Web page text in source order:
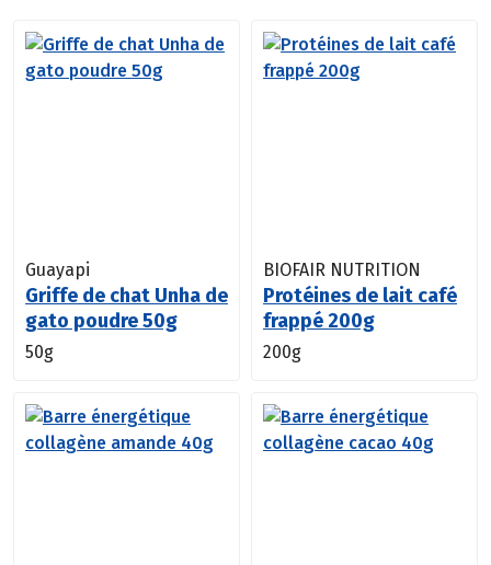
Guayapi
Griffe de chat Unha de
gato poudre 50g
50g
BIOFAIR NUTRITION
Protéines de lait café
frappé 200g
200g